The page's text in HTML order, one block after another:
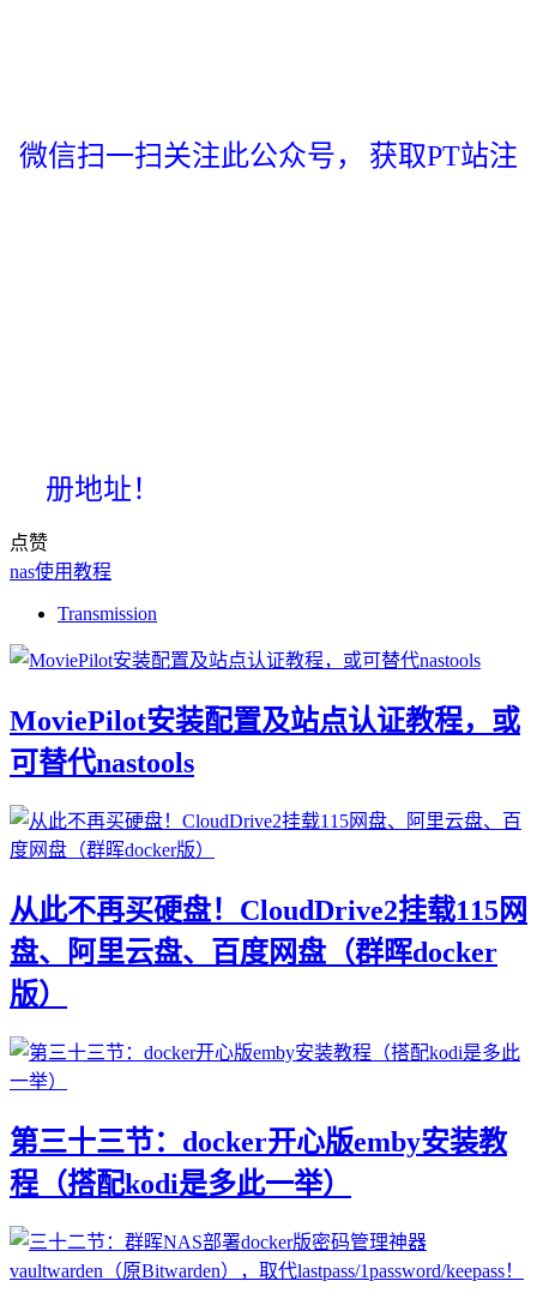
微信扫一扫关注此公众号， 获取PT站注
册地址！
点赞
nas使用教程
Transmission
MoviePilot安装配置及站点认证教程，或
可替代nastools
从此不再买硬盘！CloudDrive2挂载115网
盘、阿里云盘、百度网盘（群晖docker
版）
第三十三节：docker开心版emby安装教
程（搭配kodi是多此一举）